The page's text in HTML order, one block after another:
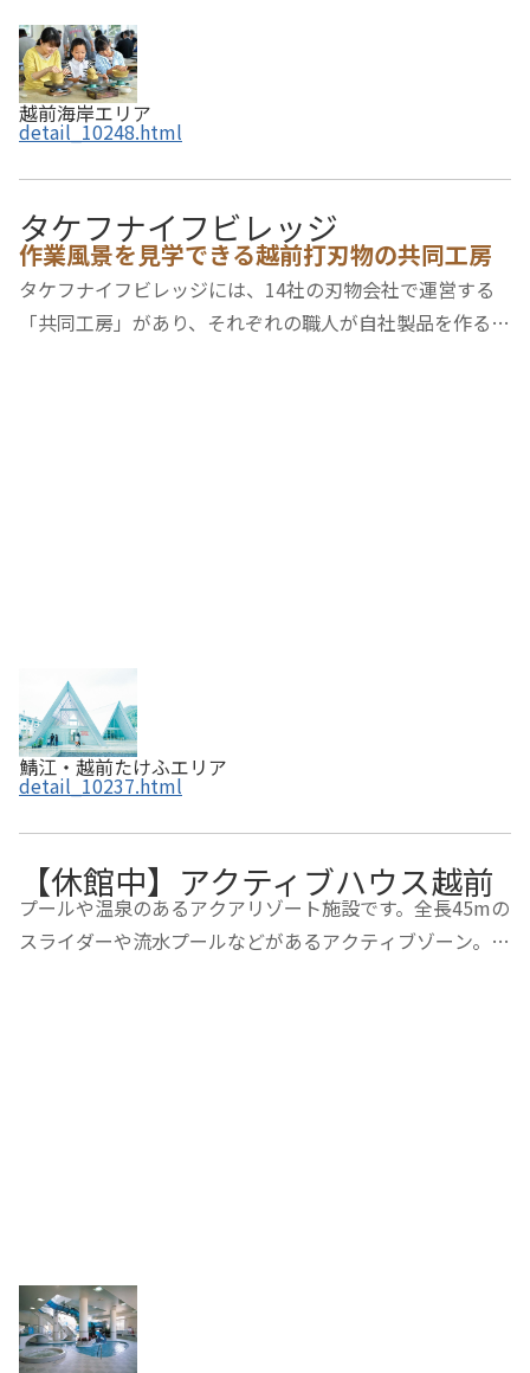
越前海岸エリア
detail_10248.html
タケフナイフビレッジ
作業風景を見学できる越前打刃物の共同工房
タケフナイフビレッジには、14社の刃物会社で運営する
「共同工房」があり、それぞれの職人が自社製品を作る様
鯖江・越前たけふエリア
detail_10237.html
【休館中】アクティブハウス越前
プールや温泉のあるアクアリゾート施設です。全長45mの
スライダーや流水プールなどがあるアクティブゾーン。ジ